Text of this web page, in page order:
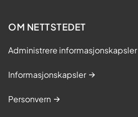
OM NETTSTEDET
Administrere informasjonskapsler
Informasjonskapsler
Personvern